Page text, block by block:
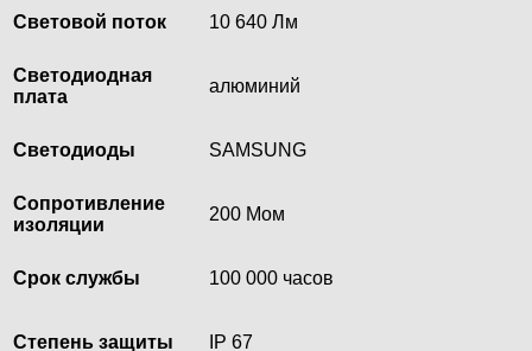
Световой поток 10 640 Лм
Светодиодная
плата
алюминий
Светодиоды SAMSUNG
Сопротивление
изоляции
200 Мом
Срок службы 100 000 часов
Степень защиты IP 67